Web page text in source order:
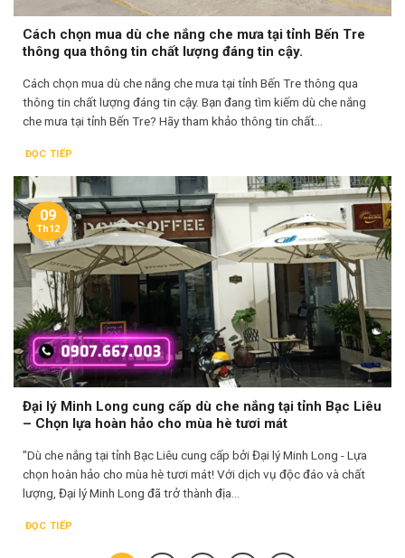
Cách chọn mua dù che nắng che mưa tại tỉnh Bến Tre
thông qua thông tin chất lượng đáng tin cậy.
Cách chọn mua dù che nắng che mưa tại tỉnh Bến Tre thông qua
thông tin chất lượng đáng tin cậy. Bạn đang tìm kiếm dù che nắng
che mưa tại tỉnh Bến Tre? Hãy tham khảo thông tin chất...
ĐỌC TIẾP
Đại lý Minh Long cung cấp dù che nắng tại tỉnh Bạc Liêu
– Chọn lựa hoàn hảo cho mùa hè tươi mát
"Dù che nắng tại tỉnh Bạc Liêu cung cấp bởi Đại lý Minh Long - Lựa
chọn hoàn hảo cho mùa hè tươi mát! Với dịch vụ độc đáo và chất
lượng, Đại lý Minh Long đã trở thành địa...
ĐỌC TIẾP
09
Th12